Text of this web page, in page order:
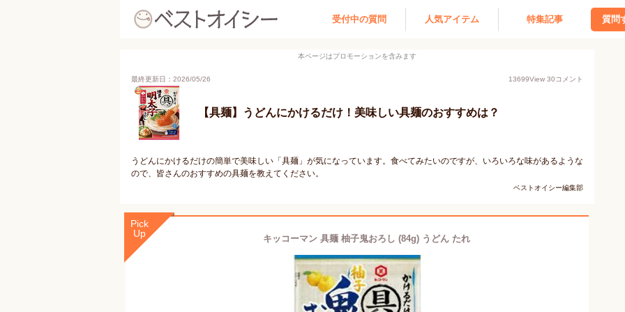
受付中の質問 人気アイテム 特集記事 質問
本ページはプロモーションを含みます
最終更新日：2026/05/26 13699View 30コメント
【具麺】うどんにかけるだけ！美味しい具麺のおすすめは？
うどんにかけるだけの簡単で美味しい「具麺」が気になっています。食べてみたいのですが、いろいろな味があるような
ので、皆さんのおすすめの具麺を教えてください。
ベストオイシー編集部
Pick
Up
キッコーマン 具麺 柚子鬼おろし (84g) うどん たれ